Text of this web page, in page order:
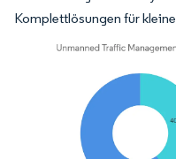
Komplettlösungen für